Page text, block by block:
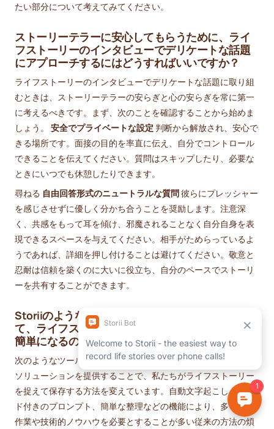
たい部分について考えてみてください。
ストーリーテラーに安心してもらうために、ライ
フストーリーのインタビューでデリケートな話題
にアプローチするにはどうすればいいですか？
ライフストーリーのインタビューでデリケートな話題に取り組
むときは、ストーリーテラーの安らぎと心の安らぎを常に第一
に考えるべきです。まず、次のことを確認することから始めま
しょう。 安全でプライベートな設定 判断から解放され、安心で
きる場所です。面接の目的を率直に伝え、自分でコントロール
できることを伝えてください。質問はスキップしたり、必要な
ときにいつでも休憩したりできます。
尋ねる 自由回答形式のニュートラルな質問彼らにプレッシャー
を感じさせずに優しく分かち合うことを奨励します。注意深
く、共感をもって耳を傾け、邪魔されることなく自分自身を表
現できるスペースを与えてください。相手がためらっているよ
うであれば、詳細を押し付けることは避けてください。敬意と
忍耐は信頼を築くのに大いに役立ち、自分のペースでストーリ
ーを共有することができます。
Storiiのようなツールでは、従来の方法と比較し
て、ライフストーリーの記録と保存がどのように
簡単になるのでしょうか。
次のようなツール ストーリイ 現代的でユーザーフレンドリーな
ソリューションを提供することで、私たちがライフストーリー
を捉えて保存する方法を変えています。自動文字起こし、ガイ
ド付きのプロンプト、簡単な整理などの機能により、多くの手
作業や技術的ノウハウを必要とすることが多い従来の方法の煩